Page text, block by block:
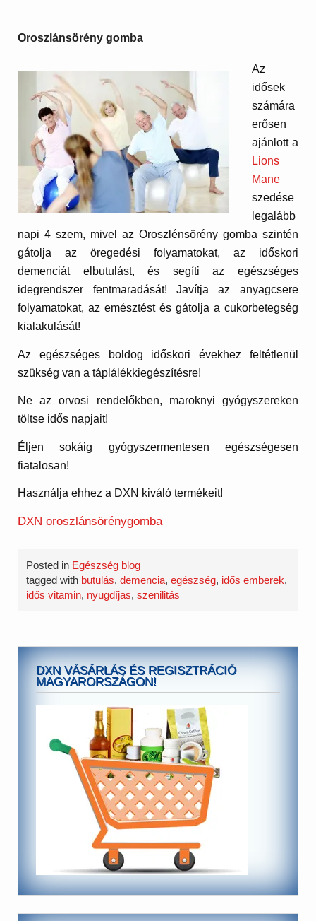
Oroszlánsörény gomba
Az
idősek
számára
erősen
ajánlott a
Lions
Mane
szedése
legalább
napi 4 szem, mivel az Oroszlénsörény gomba szintén
gátolja az öregedési folyamatokat, az időskori
demenciát elbutulást, és segíti az egészséges
idegrendszer fentmaradását! Javítja az anyagcsere
folyamatokat, az emésztést és gátolja a cukorbetegség
kialakulását!
Az egészséges boldog időskori évekhez feltétlenül
szükség van a táplálékkiegészítésre!
Ne az orvosi rendelőkben, maroknyi gyógyszereken
töltse idős napjait!
Éljen sokáig gyógyszermentesen egészségesen
fiatalosan!
Használja ehhez a DXN kiváló termékeit!
DXN oroszlánsörénygomba
Posted in Egészség blog
tagged with butulás,demencia,egészség, idős emberek,
idős vitamin, nyugdíjas,szenilitás
DXN VÁSÁRLÁS ÉS REGISZTRÁCIÓ
MAGYARORSZÁGON!